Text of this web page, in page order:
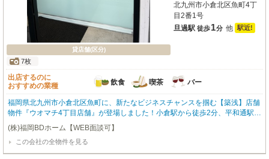
貸店舗(区分)
7枚
北九州市小倉北区魚町4丁
目2番1号
旦過駅 徒歩1分 他 駅近!
出店するのに
おすすめの業種
飲食 喫茶 バー
福岡県北九州市小倉北区魚町に、新たなビジネスチャンスを掴む【築浅】店舗
物件『ウオマチ4丁目店舗』が登場しました！小倉駅から徒歩2分、平和通駅・
旦過駅からはなんと徒歩1分の【駅近】ロケーションが魅力です。複数路線が
利用でき、お客様にとってもスタッフの方にとってもアクセスは抜群ですよ。
旦過市場の入口、小文字通りに面したこの路面店は、昼夜問わず多くの人通り
で賑わうエリア。コンビニや100円ショップ、飲食店も近く、集客に期待が持
(株)福岡BDホーム【WEB面談可】
この会社の全物件を見る